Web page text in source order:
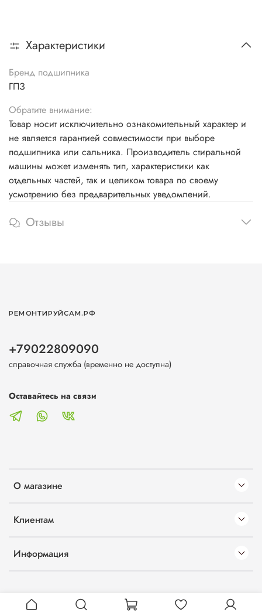
Характеристики
Бренд подшипника
ГПЗ
Обратите внимание:
Товар носит исключительно ознакомительный характер и
не является гарантией совместимости при выборе
подшипника или сальника. Производитель стиральной
машины может изменять тип, характеристики как
отдельных частей, так и целиком товара по своему
усмотрению без предварительных уведомлений.
Отзывы
О магазине
Клиентам
Информация
РЕМОНТИРУЙСАМ.РФ
+79022809090
справочная служба (временно не доступна)
Оставайтесь на связи